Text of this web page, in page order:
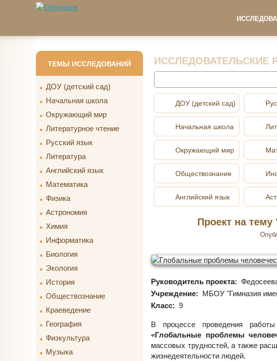
Перейти к основному содержанию
ТЕМЫ ИССЛЕДОВАНИЙ
ДОУ (детский сад)
Начальная школа
Окружающий мир
Литературное чтение
Русский язык
Литература
Английский язык
Математика
Физика
Астрономия
Химия
Информатика
Биология
Экология
История
Обществознание
Краеведение
География
Физкультура
Музыка
ИССЛЕДОВАТЕЛЬСКИЕ
ДОУ (детский сад)
Начальная школа
Окружающий мир
Обществознание
Английский язык
Проект на
Руководитель проекта:
Учреждение: МБОУ "Гимназия
Класс: 9
В процессе проведения
«Глобальные проблемы
массовых трудностей, а также
жизнедеятельности людей.